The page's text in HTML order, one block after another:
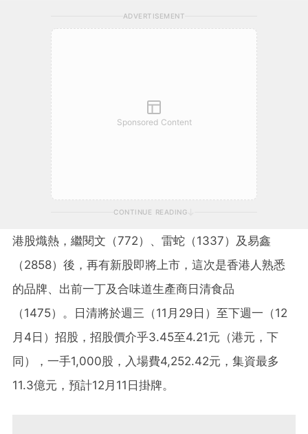
ADVERTISEMENT
Sponsored Content
CONTINUE READING
港股熾熱，繼閱文（772）、雷蛇（1337）及易鑫
（2858）後，再有新股即將上市，這次是香港人熟悉
的品牌、出前一丁及合味道生產商日清食品
（1475）。日清將於週三（11月29日）至下週一（12
月4日）招股，招股價介乎3.45至4.21元（港元，下
同），一手1,000股，入場費4,252.42元，集資最多
11.3億元，預計12月11日掛牌。